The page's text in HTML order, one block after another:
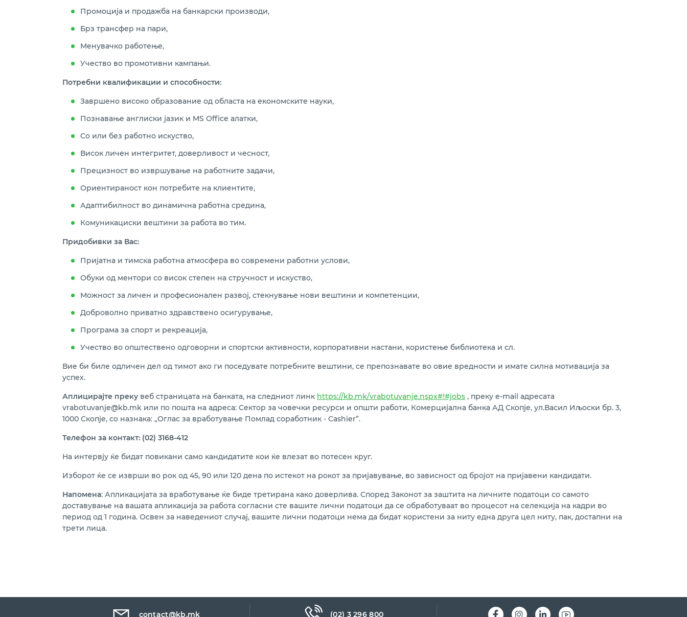
Промоција и продажба на банкарски производи,
Брз трансфер на пари,
Менувачко работење,
Учество во промотивни кампањи.
Потребни квалификации и способности:
Завршено високо образование од областа на економските науки,
Познавање англиски јазик и MS Office алатки,
Со или без работно искуство,
Висок личен интегритет, доверливост и чесност,
Прецизност во извршување на работните задачи,
Ориентираност кон потребите на клиентите,
Адаптибилност во динамична работна средина,
Комуникациски вештини за работа во тим.
Придобивки за Вас:
Пријатна и тимска работна атмосфера во современи работни услови,
Обуки од ментори со висок степен на стручност и искуство,
Можност за личен и професионален развој, стекнување нови вештини и компетенции,
Доброволно приватно здравствено осигурување,
Програма за спорт и рекреација,
Учество во општествено одговорни и спортски активности, корпоративни настани, користење библиотека и сл.
Вие би биле одличен дел од тимот ако ги поседувате потребните вештини, се препознавате во овие вредности и имате силна мотивација за
успех.
Аплицирајте преку веб страницата на банката, на следниот линк https://kb.mk/vrabotuvanje.nspx#!#jobs , преку e-mail адресата
vrabotuvanje@kb.mk или по пошта на адреса: Сектор за човечки ресурси и општи работи, Комерцијална банка АД Скопје, ул.Васил Иљоски бр. 3,
1000 Скопје, со назнака: „Oглас за вработување Помлад соработник - Cashier”.
Телефон за контакт: (02) 3168-412
На интервју ќе бидат повикани само кандидатите кои ќе влезат во потесен круг.
Изборот ќе се изврши во рок од 45, 90 или 120 дена по истекот на рокот за пријавување, во зависност од бројот на пријавени кандидати.
Напомена: Апликацијата за вработување ќе биде третирана како доверлива. Според Законот за заштита на личните податоци со самото
доставување на вашата апликација за работа согласни сте вашите лични податоци да се обработуваат во процесот на селекција на кадри во
период од 1 година. Освен за наведениот случај, вашите лични податоци нема да бидат користени за ниту една друга цел ниту, пак, достапни на
трети лица.
contact@kb.mk (02) 3 296 800